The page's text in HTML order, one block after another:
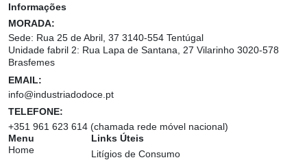
Informações
MORADA:
Sede: Rua 25 de Abril, 37 3140-554 Tentúgal
Unidade fabril 2: Rua Lapa de Santana, 27 Vilarinho 3020-578
Brasfemes
EMAIL:
info@industriadodoce.pt
TELEFONE:
+351 961 623 614 (chamada rede móvel nacional)
Menu
Home
Links Úteis
Litígios de Consumo